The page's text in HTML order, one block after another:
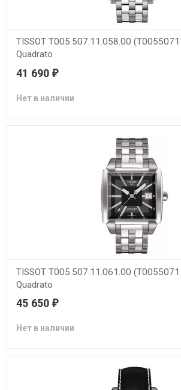
TISSOT T005.507.11.058.00
Quadrato
41 690 ₽
Нет в наличии
TISSOT T005.507.11.061.00
Quadrato
45 650 ₽
Нет в наличии